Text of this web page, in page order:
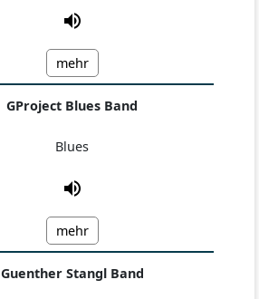
mehr
GProject Blues Band
Blues
mehr
Guenther Stangl Band